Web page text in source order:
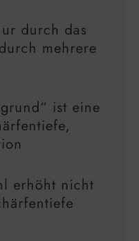
durch das
mehrere
ist eine
erhöht nicht